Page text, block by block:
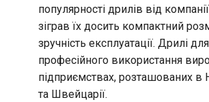
популярності дрилів від
зіграв їх досить компактний
зручність експлуатації. Дрилі для
професійного використання
підприємствах, розташованих в
та Швейцарії.